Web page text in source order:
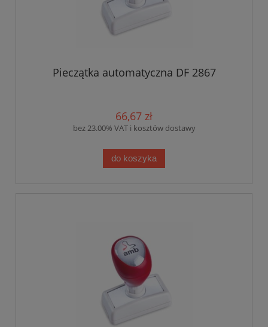
Pieczątka automatyczna DF 2867
66,67 zł
bez 23.00% VAT i kosztów dostawy
do koszyka